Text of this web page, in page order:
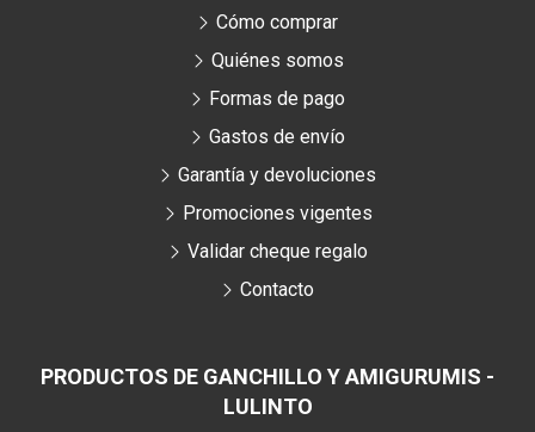
PRODUCTOS DE GANCHILLO Y AMIGURUMIS -
LULINTO
Cómo comprar
Quiénes somos
Formas de pago
Gastos de envío
Garantía y devoluciones
Promociones vigentes
Validar cheque regalo
Contacto